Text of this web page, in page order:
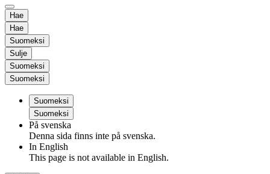
Hae
Hae
Suomeksi
Sulje
Suomeksi
Suomeksi
Suomeksi
Suomeksi
På svenska
Denna sida finns inte på svenska.
In English
This page is not available in English.